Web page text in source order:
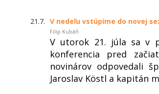
21.7. V nedeľu vstúpime do novej
Filip Kubáň
V utorok 21. júla sa v
konferencia pred
novinárov odpovedali
Jaroslav Köstl a kapitán